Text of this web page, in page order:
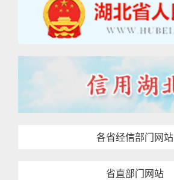
各省经信部门网站
省直部门网站